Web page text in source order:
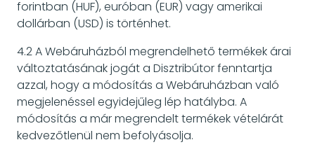
forintban (HUF), euróban (EUR) vagy amerikai
dollárban (USD) is történhet.
4.2 A Webáruházból megrendelhető termékek árai
változtatásának jogát a Disztribútor fenntartja
azzal, hogy a módosítás a Webáruházban való
megjelenéssel egyidejűleg lép hatályba. A
módosítás a már megrendelt termékek vételárát
kedvezőtlenül nem befolyásolja.